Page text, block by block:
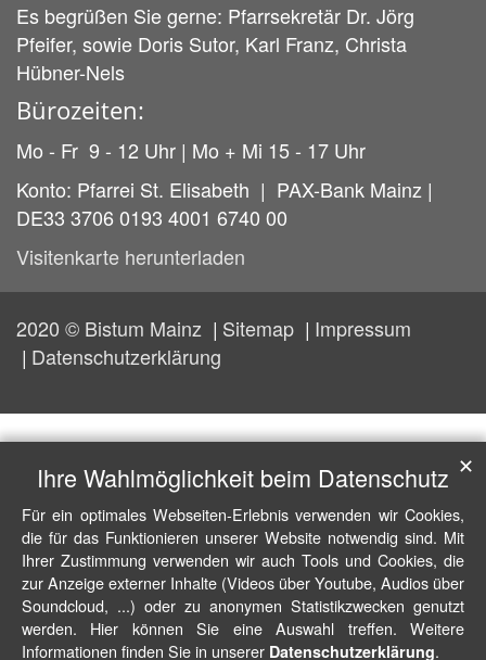
Es begrüßen Sie gerne: Pfarrsekretär Dr. Jörg
Pfeifer, sowie Doris Sutor, Karl Franz, Christa
Hübner-Nels
Bürozeiten:
Mo - Fr 9 - 12 Uhr | Mo + Mi 15 - 17 Uhr
Konto: Pfarrei St. Elisabeth | PAX-Bank Mainz |
DE33 3706 0193 4001 6740 00
Visitenkarte herunterladen
2020 © Bistum Mainz Sitemap
Impressum
Datenschutzerklärung
Ihre Wahlmöglichkeit beim Datenschutz
Für ein optimales Webseiten-Erlebnis verwenden wir Cookies,
die für das Funktionieren unserer Website notwendig sind. Mit
Ihrer Zustimmung verwenden wir auch Tools und Cookies, die
zur Anzeige externer Inhalte (Videos über Youtube, Audios über
Soundcloud, ...) oder zu anonymen Statistikzwecken genutzt
werden. Hier können Sie eine Auswahl treffen. Weitere
Informationen finden Sie in unserer Datenschutzerklärung.
✕